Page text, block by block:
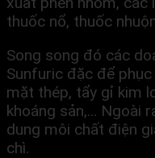
thuốc nổ, thuốc
Song song đó các
Sunfuric đặc để
mặt thép, tẩy gỉ kim
khoáng sản,… Ngoài
dung môi chất điện
chì.